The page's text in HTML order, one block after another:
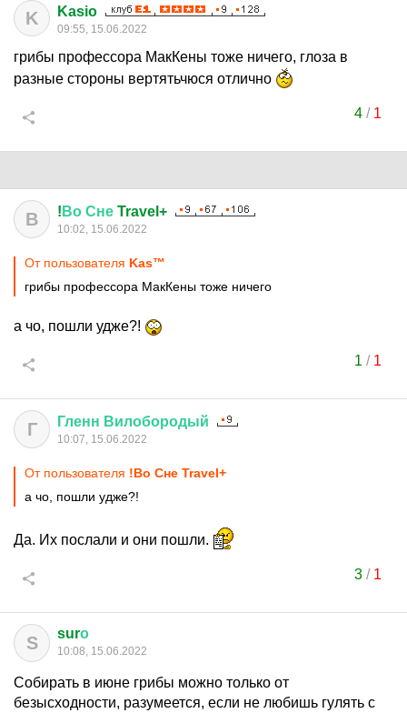
K Kasio
09:55, 15.06.2022
грибы профессора МакКены тоже ничего, глоза в
разные стороны вертятьчюся отлично
4/ 1
В ! Во Сне Travel+
10:02, 15.06.2022
От пользователя Kas™
грибы профессора МакКены тоже ничего
а чо, пошли удже?!
1 / 1
Г Гленн Вилобородый
10:07, 15.06.2022
От пользователя !Во Сне Travel+
а чо, пошли удже?!
Да. Их послали и они пошли.
3/ 1
S surо
10:08, 15.06.2022
Собирать в июне грибы можно только от
безысходности, разумеется, если не любишь гулять с